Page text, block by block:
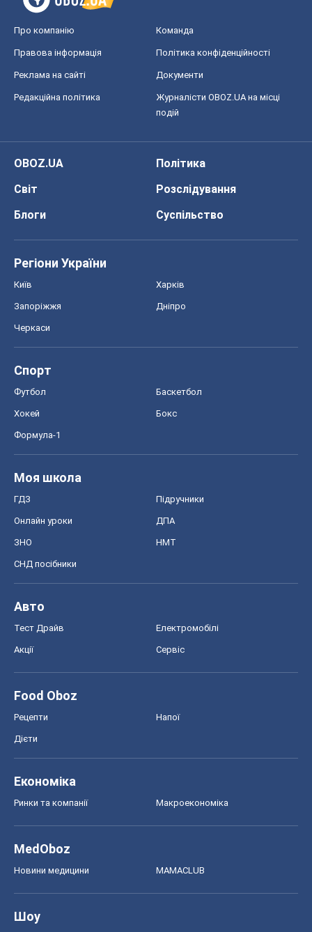
Про компанію Команда
Правова інформація Політика конфіденційності
Реклама на сайті Документи
Редакційна політика
Журналісти OBOZ.UA на місці
подій
OBOZ.UA
Політика
Світ
Розслідування
Блоги
Суспільство
Регіони України
Київ Харків
Запоріжжя Дніпро
Черкаси
Спорт
Футбол Баскетбол
Хокей Бокс
Формула-1
Моя школа
ГДЗ Підручники
Онлайн уроки ДПА
ЗНО НМТ
СНД посібники
Авто
Тест Драйв Електромобілі
Акції Сервіс
Food Oboz
Рецепти Напої
Дієти
Економіка
Ринки та компанії Макроекономіка
MedOboz
Новини медицини MAMACLUB
Шоу